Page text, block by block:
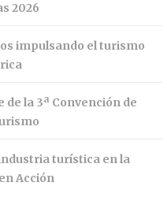
2026
impulsando el turismo
de la 3ª Convención de
turística en la
Acción